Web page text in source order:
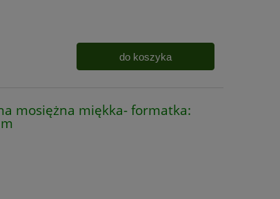
do koszyka
mosiężna miękka- formatka: